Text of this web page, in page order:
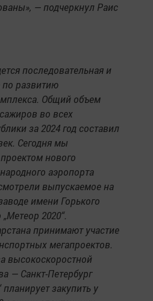
— подчеркнул Раис
последовательная и
по развитию
Общий объем
во всех
за 2024 год составил
Сегодня мы
нового
аэропорта
выпускаемое на
имени Горького
2020“.
принимают участие
мегапроектов.
высокоскоростной
— Санкт-Петербург
планирует закупить у